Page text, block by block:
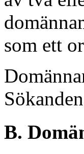
som ett
B.